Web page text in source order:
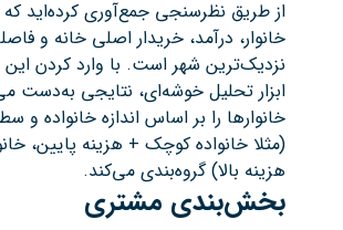
از طریق نظرسنجی جمع‌آوری کرده‌اید که
خانوار، درآمد، خریدار اصلی خانه و
نزدیک‌ترین شهر است. با وارد کردن این
ابزار تحلیل خوشه‌ای، نتایجی به‌دست
خانوارها را بر اساس اندازه خانواده و
(مثلا خانواده کوچک + هزینه پایین،
هزینه بالا) گروه‌بندی می‌کند.
بخش‌بندی مشتری